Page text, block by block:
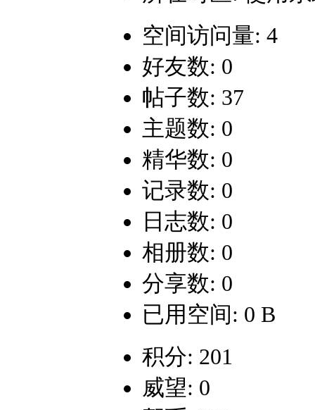
空间访问量: 4
好友数: 0
帖子数: 37
主题数: 0
精华数: 0
记录数: 0
日志数: 0
相册数: 0
分享数: 0
已用空间: 0 B
积分: 201
威望: 0